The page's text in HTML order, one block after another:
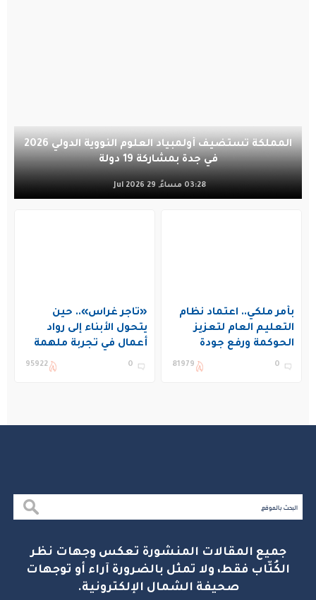
المملكة تستضيف أولمبياد العلوم النووية الدولي 2026
في جدة بمشاركة 19 دولة
03:28 مساءً, 29 Jul 2026
بأمر ملكي.. اعتماد نظام
التعليم العام لتعزيز
الحوكمة ورفع جودة
التعليم في المملكة
0
81979
«تاجر غراس».. حين
يتحول الأبناء إلى رواد
أعمال في تجربة ملهمة
بنادي غراس الصيفي
0
95922
جميع المقالات المنشورة تعكس وجهات نظر
الكُتّاب فقط، ولا تمثل بالضرورة آراء أو توجهات
صحيفة الشمال الإلكترونية.